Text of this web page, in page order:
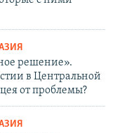
решение».
в Центральной
от проблемы?